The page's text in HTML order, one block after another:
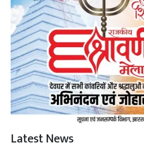
Latest News